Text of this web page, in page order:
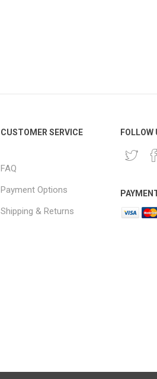
CUSTOMER SERVICE
FAQ
Payment Options
Shipping & Returns
FOLLOW